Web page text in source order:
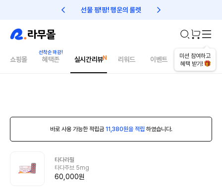
선물 팡!팡! 행운의 룰렛 친구초대 1만원 리워드!
미션 참여하고
혜택 받기!
쇼핑몰 혜택존 실시간리뷰 리워드 이벤트 건강매거진
바로 사용 가능한 적립금 11,380원을 적립 하였습니다.
타다라필
타다주브 5mg
60,000원